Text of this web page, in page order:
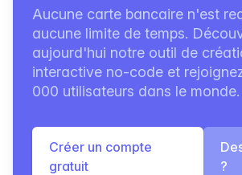
Aucune carte bancaire n'est
aucune limite de temps.
aujourd'hui notre outil de
interactive no-code et
000 utilisateurs dans le monde.
Créer un compte
gratuit
?